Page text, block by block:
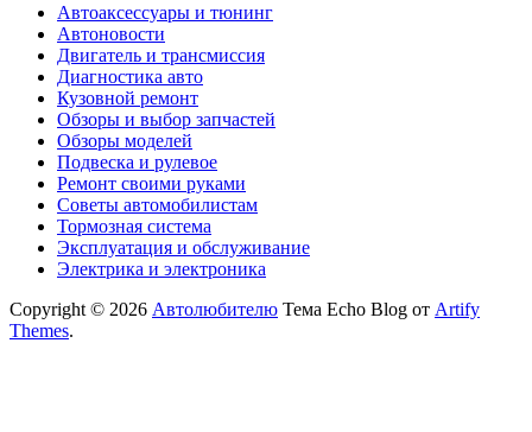
Автоаксессуары и тюнинг
Автоновости
Двигатель и трансмиссия
Диагностика авто
Кузовной ремонт
Обзоры и выбор запчастей
Обзоры моделей
Подвеска и рулевое
Ремонт своими руками
Советы автомобилистам
Тормозная система
Эксплуатация и обслуживание
Электрика и электроника
Copyright © 2026 Автолюбителю Тема Echo Blog от Artify
Themes.